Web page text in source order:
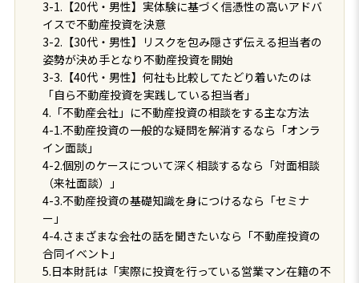
3-1.【20代・男性】実体験に基づく信憑性の高いアドバ
イスで不動産投資を決意
3-2.【30代・男性】リスクを包み隠さず伝える担当者の
姿勢が決め手となり不動産投資を開始
3-3.【40代・男性】何社も比較してたどり着いたのは
「自ら不動産投資を実践している担当者」
4.「不動産会社」に不動産投資の相談をする主な方法
4-1.不動産投資の一般的な疑問を解消するなら「オンラ
イン面談」
4-2.個別のケースについて深く相談するなら「対面相談
（来社面談）」
4-3.不動産投資の基礎知識を身につけるなら「セミナ
ー」
4-4.さまざまな会社の話を聞きたいなら「不動産投資の
合同イベント」
5.日本財託は「実際に投資を行っている営業マン在籍の不